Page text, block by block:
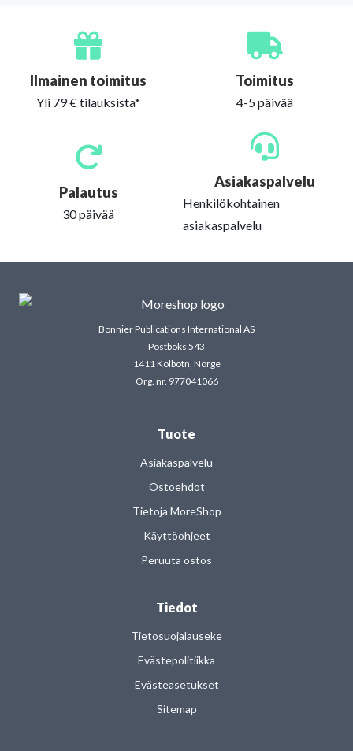
Ilmainen toimitus
Yli 79 € tilauksista*
Toimitus
4-5 päivää
Palautus
30 päivää
Asiakaspalvelu
Henkilökohtainen
asiakaspalvelu
Bonnier Publications International AS
Postboks 543
1411 Kolbotn, Norge
Org. nr. 977041066
Tuote
Asiakaspalvelu
Ostoehdot
Tietoja MoreShop
Käyttöohjeet
Peruuta ostos
Tiedot
Tietosuojalauseke
Evästepolitiikka
Evästeasetukset
Sitemap